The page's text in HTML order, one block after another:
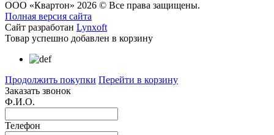
ООО «Квартон» 2026 © Все права защищены.
Полная версия сайта
Сайт разработан Lynxoft
Товар успешно добавлен в корзину
Продолжить покупки Перейти в корзину
Заказать звонок
Ф.И.О.
Телефон